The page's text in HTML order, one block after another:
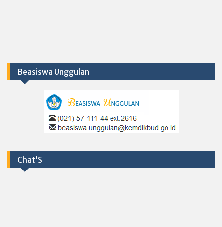
Beasiswa Unggulan
Chat’S